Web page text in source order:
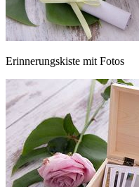
Erinnerungskiste mit Fotos